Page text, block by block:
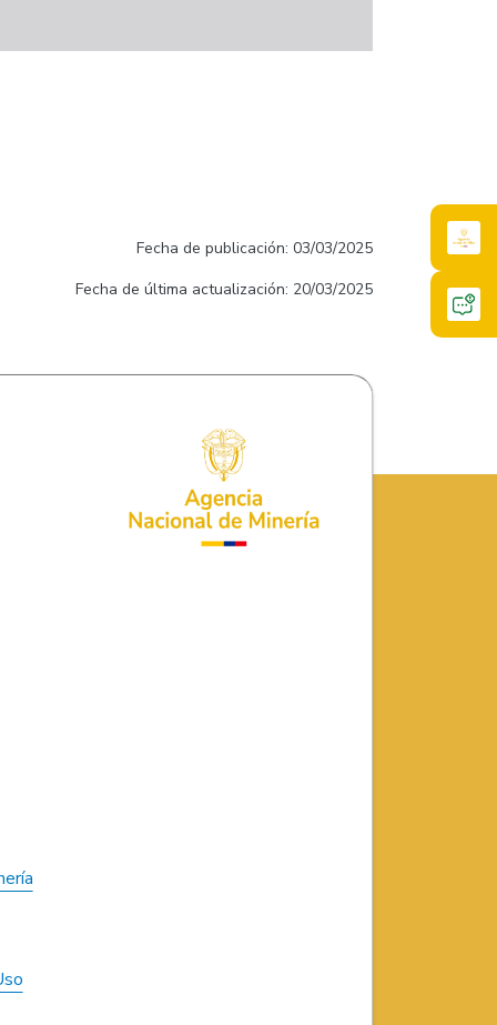
Fecha de publicación: 03/03/2025
Fecha de última actualización: 20/03/2025